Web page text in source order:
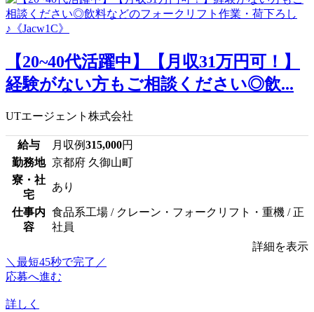
【20~40代活躍中】【月収31万円可！】
経験がない方もご相談ください◎飲...
UTエージェント株式会社
給与 月収例315,000円
勤務地 京都府 久御山町
寮・社
宅
あり
仕事内
容
食品系工場 / クレーン・フォークリフト・重機 / 正
社員
詳細を表示
＼最短45秒で完了／
応募へ進む
詳しく